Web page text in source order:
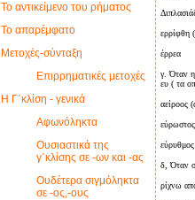
Το αντικείμενο του ρήματος
Το απαρέμφατο
Μετοχές-σύνταξη
Επιρρηματικές μετοχές
Η Γ΄κλίση - γενικά
Αφωνόληκτα
Ουσιαστικά της
γ΄κλίσης σε -ων και -ας
Ουδέτερα σιγμόληκτα
σε -ος,-ους
ερρίφθη
έρρεα
γ. Όταν η
ευ ( τα
αείροος
εύρωστος
εύρυθμος
δ, Όταν
ρίχνω